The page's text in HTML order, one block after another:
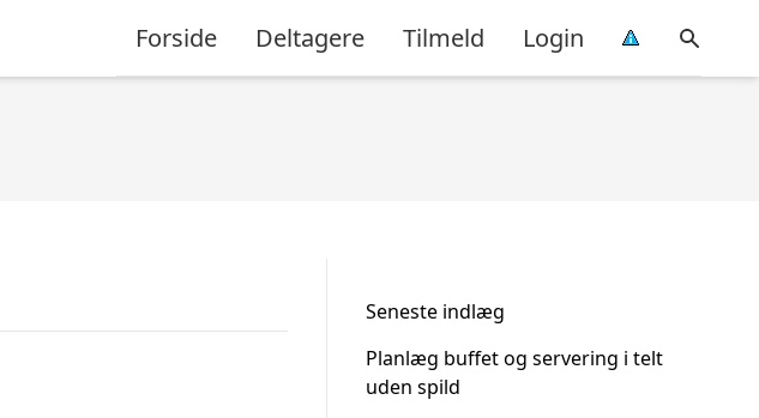
Forside Deltagere Tilmeld Login
Seneste indlæg
Planlæg buffet og servering i telt
uden spild